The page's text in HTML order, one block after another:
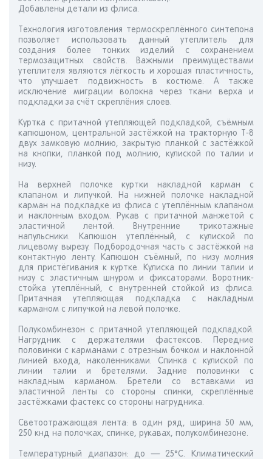
Добавлены детали из флиса.
Технология изготовления термоскреплённого синтепона
позволяет использовать данный утеплитель для
создания более тонких изделий с сохранением
термозащитных свойств. Важными преимуществами
утеплителя являются лёгкость и хорошая пластичность,
что улучшает подвижность в костюме. А также
исключение миграции волокна через ткани верха и
подкладки за счёт скреплёния слоев.
Куртка с притачной утепляющей подкладкой, съёмным
капюшоном, центральной застёжкой на тракторную Т-8
двух замковую молнию, закрытую планкой c застёжкой
на кнопки, планкой под молнию, кулиской по талии и
низу.
На верхней полочке куртки накладной карман с
клапаном и липучкой. На нижней полочке накладной
карман на подкладке из флиса с утеплённым клапаном
и наклонным входом. Рукав с притачной манжетой с
эластичной лентой. Внутренние трикотажные
напульсники. Капюшон утеплённый, с кулиской по
лицевому вырезу. Подбородочная часть с застёжкой на
контактную ленту. Капюшон съёмный, по низу молния
для пристёгивания к куртке. Кулиска по линии талии и
низу с эластичным шнуром и фиксаторами. Воротник-
стойка утеплённый, с внутренней стойкой из флиса.
Притачная утепляющая подкладка с накладным
карманом с липучкой на левой полочке.
Полукомбинезон с притачной утепляющей подкладкой.
Нагрудник с держателями фастексов. Передние
половинки с карманами с отрезным бочком и наклонной
линией входа, наколенниками. Спинка с кулиской по
линии талии и бретелями. Задние половинки с
накладным карманом. Бретели со вставками из
эластичной ленты со стороны спинки, скреплённые
застёжками фастекс со стороны нагрудника.
Светоотражающая лента: в один ряд, ширина 50 мм,
250 кнд на полочках, спинке, рукавах, полукомбинезоне.
Температурный диапазон: до — 25°С. Климатический